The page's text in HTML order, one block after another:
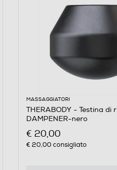
MASSAGGIATORI
THERABODY - Testina di
DAMPENER-nero
€ 20,00
€ 20,00consigliato